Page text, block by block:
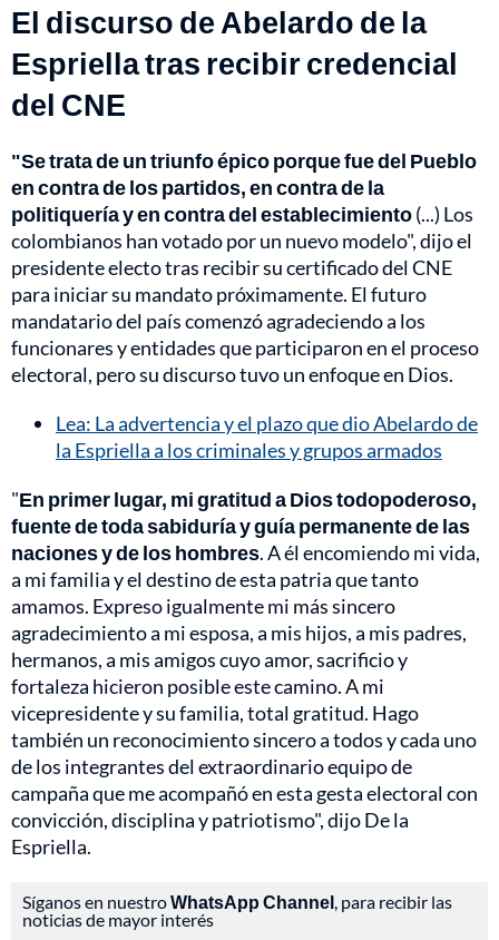
El discurso de Abelardo de la
Espriella tras recibir credencial
del CNE
"Se trata de un triunfo épico porque fue del Pueblo
en contra de los partidos, en contra de la
politiquería y en contra del establecimiento(...) Los
colombianos han votado por un nuevo modelo", dijo el
presidente electo tras recibir su certificado del CNE
para iniciar su mandato próximamente. El futuro
mandatario del país comenzó agradeciendo a los
funcionares y entidades que participaron en el proceso
electoral, pero su discurso tuvo un enfoque en Dios.
Lea: La advertencia y el plazo que dio Abelardo de
la Espriella a los criminales y grupos armados
"En primer lugar, mi gratitud a Dios todopoderoso,
fuente de toda sabiduría y guía permanente de las
naciones y de los hombres. A él encomiendo mi vida,
a mi familia y el destino de esta patria que tanto
amamos. Expreso igualmente mi más sincero
agradecimiento a mi esposa, a mis hijos, a mis padres,
hermanos, a mis amigos cuyo amor, sacrificio y
fortaleza hicieron posible este camino. A mi
vicepresidente y su familia, total gratitud. Hago
también un reconocimiento sincero a todos y cada uno
de los integrantes del extraordinario equipo de
campaña que me acompañó en esta gesta electoral con
convicción, disciplina y patriotismo", dijo De la
Espriella.
Síganos en nuestroWhatsApp Channel , para recibir las
noticias de mayor interés